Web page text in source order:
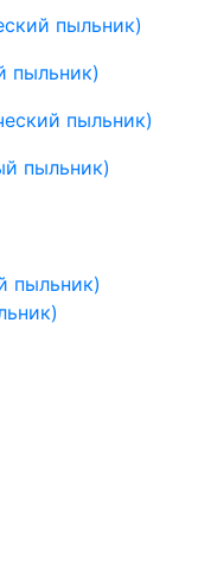
пыльник)
пыльник)
пыльник)
пыльник)
пыльник)